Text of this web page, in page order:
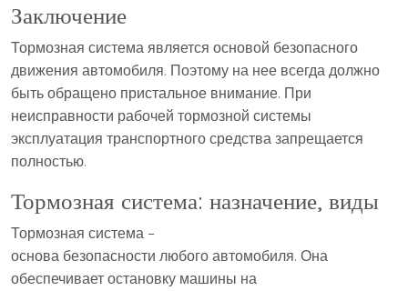
Заключение
Тормозная система является основой безопасного
движения автомобиля. Поэтому на нее всегда должно
быть обращено пристальное внимание. При
неисправности рабочей тормозной системы
эксплуатация транспортного средства запрещается
полностью.
Тормозная система: назначение, виды
Тормозная система –
основа безопасности любого автомобиля. Она
обеспечивает остановку машины на